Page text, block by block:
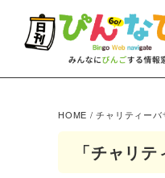
HOME /チャリティーバ
「チャリ